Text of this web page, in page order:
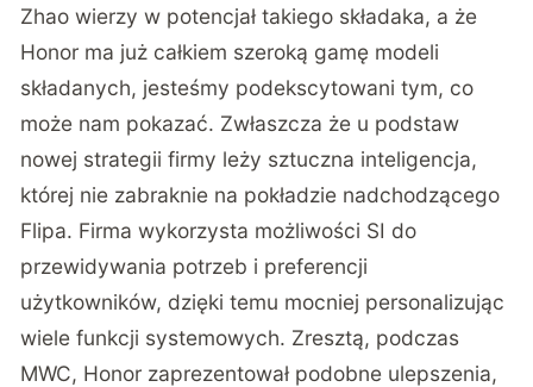
Zhao wierzy w potencjał takiego składaka, a że
Honor ma już całkiem szeroką gamę modeli
składanych, jesteśmy podekscytowani tym, co
może nam pokazać. Zwłaszcza że u podstaw
nowej strategii firmy leży sztuczna inteligencja,
której nie zabraknie na pokładzie nadchodzącego
Flipa. Firma wykorzysta możliwości SI do
przewidywania potrzeb i preferencji
użytkowników, dzięki temu mocniej personalizując
wiele funkcji systemowych. Zresztą, podczas
MWC, Honor zaprezentował podobne ulepszenia,